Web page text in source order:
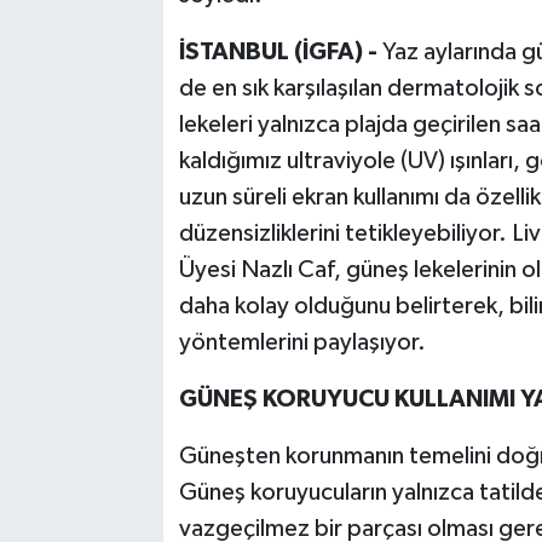
İSTANBUL (İGFA) - Yaz aylarında
de en sık karşılaşılan dermatolojik
lekeleri yalnızca plajda geçirilen
kaldığımız ultraviyole (UV) ışınları,
uzun süreli ekran kullanımı da
düzensizliklerini tetikleyebiliyor.
Üyesi Nazlı Caf, güneş lekelerinin
daha kolay olduğunu belirterek,
yöntemlerini paylaşıyor.
GÜNEŞ KORUYUCU KULLANIMI
Güneşten korunmanın temelini
Güneş koruyucuların yalnızca
vazgeçilmez bir parçası olması